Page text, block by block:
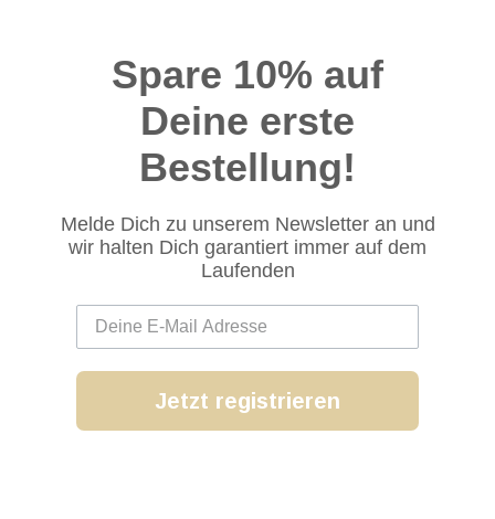
Spare 10% auf
Deine erste
Bestellung!
Melde Dich zu unserem Newsletter an und
wir halten Dich garantiert immer auf dem
Laufenden
Jetzt registrieren